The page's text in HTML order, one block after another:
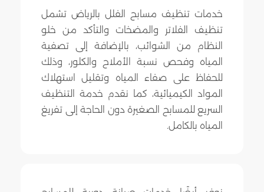
خدمات تنظيف مسابح الفلل بالرياض تشمل
تنظيف الفلاتر والمضخات والتأكد من خلو
النظام من الشوائب، بالإضافة إلى تصفية
المياه وفحص نسبة الأملاح والكلور، وذلك
للحفاظ على صفاء المياه وتقليل استهلاك
المواد الكيميائية، كما نقدم خدمة التنظيف
السريع للمسابح الصغيرة دون الحاجة إلى تفريغ
المياه بالكامل.